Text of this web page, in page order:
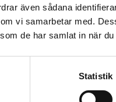
även sådana
vi samarbetar med.
de har samlat in när
Statistik